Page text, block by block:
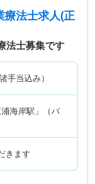
療法士求人(正
法士募集です
手当込み）
海岸駅」（バ
きます